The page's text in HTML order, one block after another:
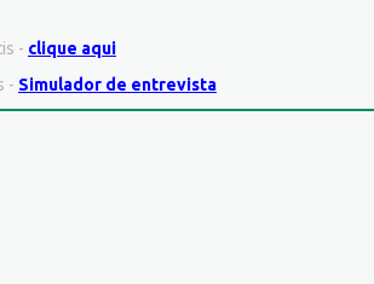
- clique aqui
- Simulador de entrevista